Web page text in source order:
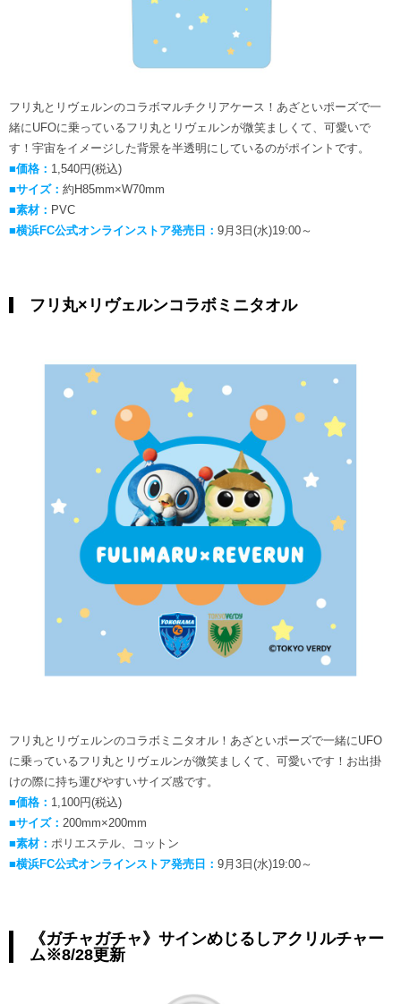
フリ丸とリヴェルンのコラボマルチクリアケース！あざといポーズで一
緒にUFOに乗っているフリ丸とリヴェルンが微笑ましくて、可愛いで
す！宇宙をイメージした背景を半透明にしているのがポイントです。
■価格： 1,540円(税込)
■サイズ： 約H85mm×W70mm
■素材： PVC
■横浜FC公式オンラインストア発売日： 9月3日(水)19:00～
フリ丸×リヴェルンコラボミニタオル
フリ丸とリヴェルンのコラボミニタオル！あざといポーズで一緒にUFO
に乗っているフリ丸とリヴェルンが微笑ましくて、可愛いです！お出掛
けの際に持ち運びやすいサイズ感です。
■価格： 1,100円(税込)
■サイズ： 200mm×200mm
■素材： ポリエステル、コットン
■横浜FC公式オンラインストア発売日： 9月3日(水)19:00～
《ガチャガチャ》サインめじるしアクリルチャー
ム※8/28更新